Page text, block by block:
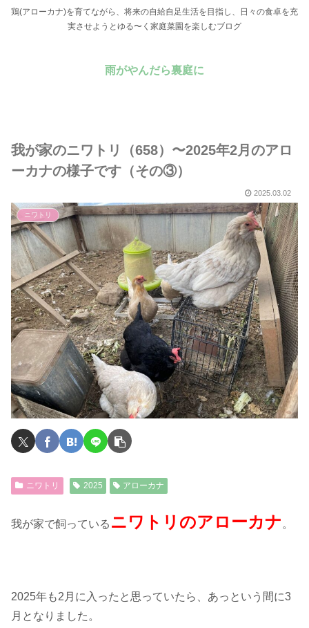
鶏(アローカナ)を育てながら、将来の自給自足生活を目指し、日々の食卓を充
実させようとゆる〜く家庭菜園を楽しむブログ
雨がやんだら裏庭に
我が家のニワトリ（658）〜2025年2月のアロ
ーカナの様子です（その③）
2025.03.02
ニワトリ
ニワトリ 2025 アローカナ
我が家で飼っている ニワトリのアローカナ 。
2025年も2月に入ったと思っていたら、あっという間に3
月となりました。